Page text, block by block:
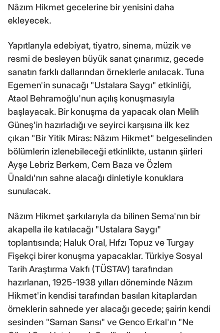
Nâzım Hikmet gecelerine bir yenisini daha
ekleyecek.
Yapıtlarıyla edebiyat, tiyatro, sinema, müzik ve
resmi de besleyen büyük sanat çınarımız, gecede
sanatın farklı dallarından örneklerle anılacak. Tuna
Egemen'in sunacağı "Ustalara Saygı" etkinliği,
Ataol Behramoğlu'nun açılış konuşmasıyla
başlayacak. Bir konuşma da yapacak olan Melih
Güneş'in hazırladığı ve seyirci karşısına ilk kez
çıkan "Bir Yitik Miras: Nâzım Hikmet" belgeselinden
bölümlerin izlenebileceği etkinlikte, ustanın şiirleri
Ayşe Lebriz Berkem, Cem Baza ve Özlem
Ünaldı'nın sahne alacağı dinletiyle konuklara
sunulacak.
Nâzım Hikmet şarkılarıyla da bilinen Sema'nın bir
akapella ile katılacağı "Ustalara Saygı"
toplantısında; Haluk Oral, Hıfzı Topuz ve Turgay
Fişekçi birer konuşma yapacaklar. Türkiye Sosyal
Tarih Araştırma Vakfı (TÜSTAV) tarafından
hazırlanan, 1925-1938 yılları döneminde Nâzım
Hikmet'in kendisi tarafından basılan kitaplardan
örneklerin sahnede yer alacağı gecede; şairin kendi
sesinden "Saman Sarısı" ve Genco Erkal'ın "Ne